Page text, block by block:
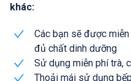
khác:
Các bạn sẽ được
đủ chất dinh dưỡng
Sử dụng miễn phí trà,
Thoải mái sử dụng